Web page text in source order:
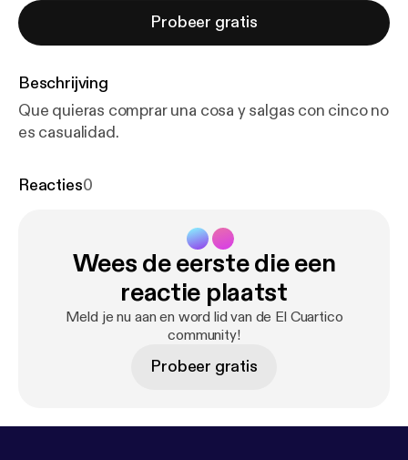
Probeer gratis
Beschrijving
Que quieras comprar una cosa y salgas con cinco no
es casualidad.
Reacties0
Wees de eerste die een
reactie plaatst
Meld je nu aan en word lid van de El Cuartico
community!
Probeer gratis